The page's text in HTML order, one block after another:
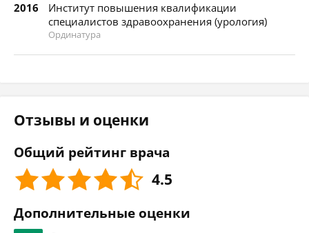
2016
Институт повышения квалификации
специалистов здравоохранения (урология)
Ординатура
Отзывы и оценки
Общий рейтинг врача
4.5
Дополнительные оценки